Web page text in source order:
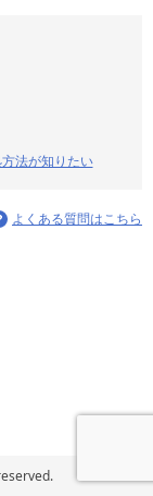
法が知りたい
よくある質問はこちら